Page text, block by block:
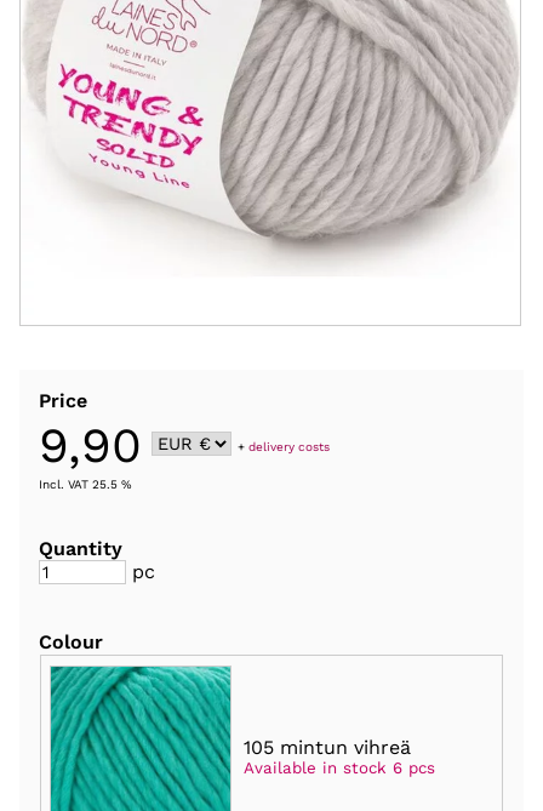
Price
9,90 +delivery costs
Incl. VAT 25.5 %
Quantity
pc
Colour
105 mintun vihreä
Available in stock 6 pcs